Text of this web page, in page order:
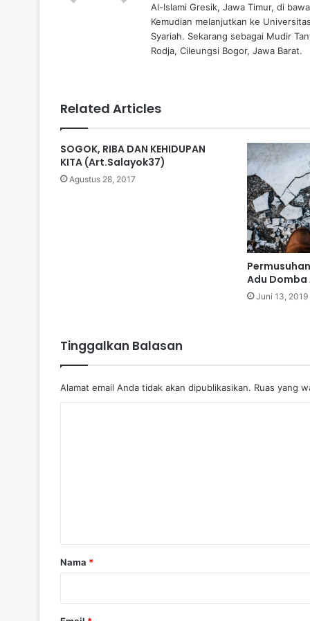
Al-Islami Gresik, Jawa Timur, di
Kemudian melanjutkan ke
Syariah. Sekarang sebagai Mudir
Rodja, Cileungsi Bogor, Jawa Barat.
Related Articles
SOGOK, RIBA DAN KEHIDUPAN
KITA (Art.Salayok37)
Agustus 28, 2017
Adu
Juni 13, 2019
Tinggalkan Balasan
Alamat email Anda tidak akan dipublikasikan. Ruas yang
r
Nama *